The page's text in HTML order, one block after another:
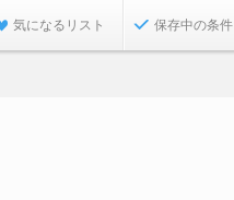
気になるリスト 保存中の条件